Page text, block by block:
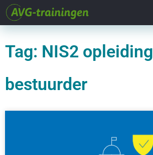
Tag: NIS2 opleiding
bestuurder